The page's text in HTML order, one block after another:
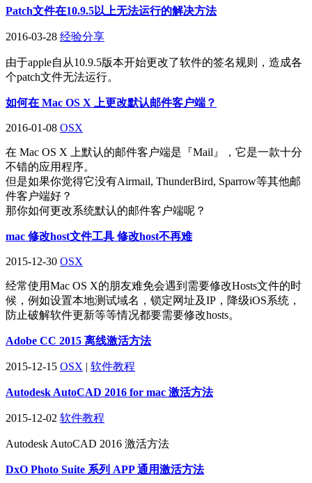
Patch文件在10.9.5以上无法运行的解决方法
2016-03-28 经验分享
由于apple自从10.9.5版本开始更改了软件的签名规则，造成各
个patch文件无法运行。
如何在 Mac OS X 上更改默认邮件客户端？
2016-01-08 OSX
在 Mac OS X 上默认的邮件客户端是『Mail』，它是一款十分
不错的应用程序。
但是如果你觉得它没有Airmail, ThunderBird, Sparrow等其他邮
件客户端好？
那你如何更改系统默认的邮件客户端呢？
mac 修改host文件工具 修改host不再难
2015-12-30 OSX
经常使用Mac OS X的朋友难免会遇到需要修改Hosts文件的时
候，例如设置本地测试域名，锁定网址及IP，降级iOS系统，
防止破解软件更新等等情况都要需要修改hosts。
Adobe CC 2015 离线激活方法
2015-12-15 OSX | 软件教程
Autodesk AutoCAD 2016 for mac 激活方法
2015-12-02 软件教程
Autodesk AutoCAD 2016 激活方法
DxO Photo Suite 系列 APP 通用激活方法